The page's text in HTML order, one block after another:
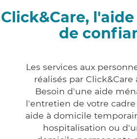
Click&Care,
de
Les services aux
réalisés par Click&Care
Besoin d'une aide
l'entretien de votre
aide à domicile
hospitalisation ou